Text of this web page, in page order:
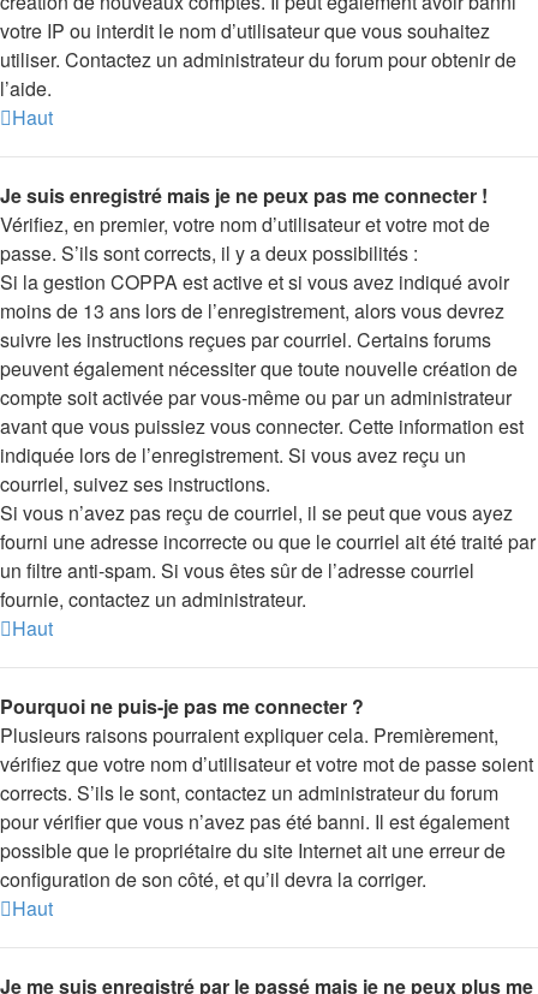
votre IP ou interdit le nom d’utilisateur que vous souhaitez
utiliser. Contactez un administrateur du forum pour obtenir de
l’aide.
Haut
Je suis enregistré mais je ne peux pas me connecter !
Vérifiez, en premier, votre nom d’utilisateur et votre mot de
passe. S’ils sont corrects, il y a deux possibilités :
Si la gestion COPPA est active et si vous avez indiqué avoir
moins de 13 ans lors de l’enregistrement, alors vous devrez
suivre les instructions reçues par courriel. Certains forums
peuvent également nécessiter que toute nouvelle création de
compte soit activée par vous-même ou par un administrateur
avant que vous puissiez vous connecter. Cette information est
indiquée lors de l’enregistrement. Si vous avez reçu un
courriel, suivez ses instructions.
Si vous n’avez pas reçu de courriel, il se peut que vous ayez
fourni une adresse incorrecte ou que le courriel ait été traité par
un filtre anti-spam. Si vous êtes sûr de l’adresse courriel
fournie, contactez un administrateur.
Haut
Pourquoi ne puis-je pas me connecter ?
Plusieurs raisons pourraient expliquer cela. Premièrement,
vérifiez que votre nom d’utilisateur et votre mot de passe soient
corrects. S’ils le sont, contactez un administrateur du forum
pour vérifier que vous n’avez pas été banni. Il est également
possible que le propriétaire du site Internet ait une erreur de
configuration de son côté, et qu’il devra la corriger.
Haut
Je me suis enregistré par le passé mais je ne peux plus me